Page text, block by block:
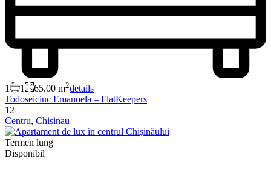
1 1 65.00 m2details
Todoseiciuc Emanoela – FlatKeepers
12
Centru, Chisinau
Termen lung
Disponibil